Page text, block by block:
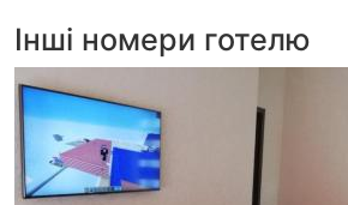
Інші номери готелю